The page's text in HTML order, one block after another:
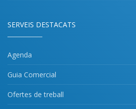
SERVEIS DESTACATS
Agenda
Guia Comercial
Ofertes de treball